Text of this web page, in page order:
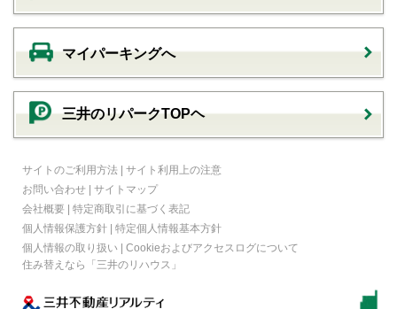
マイパーキングへ
三井のリパークTOPヘ
サイトのご利用方法 | サイト利用上の注意
お問い合わせ | サイトマップ
会社概要 | 特定商取引に基づく表記
個人情報保護方針 | 特定個人情報基本方針
個人情報の取り扱い | Cookieおよびアクセスログについて
住み替えなら
「三井のリハウス」